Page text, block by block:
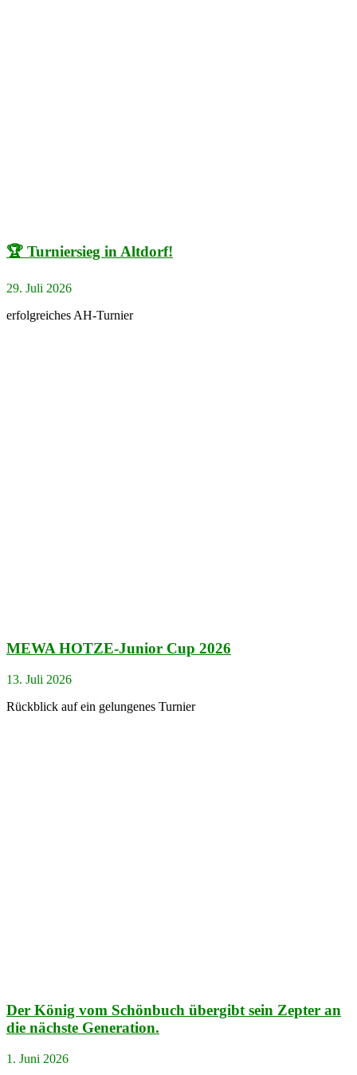
🏆 Turniersieg in Altdorf!
29. Juli 2026
erfolgreiches AH-Turnier
MEWA HOTZE-Junior Cup 2026
13. Juli 2026
Rückblick auf ein gelungenes Turnier
Der König vom Schönbuch übergibt sein Zepter an
die nächste Generation.
1. Juni 2026